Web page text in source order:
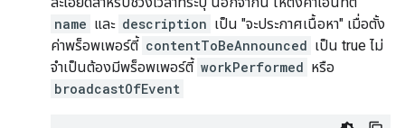
name และ description เป็น "จะประกาศเนื้อหา" เมื่อตั้ง
ค่าพร็อพเพอร์ตี้ contentToBeAnnounced เป็น true ไม่
จำเป็นต้องมีพร็อพเพอร์ตี้ workPerformed หรือ
broadcastOfEvent